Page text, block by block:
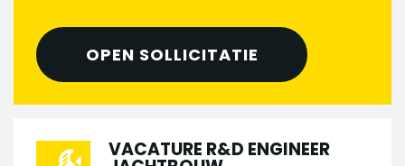
OPEN SOLLICITATIE
VACATURE R&D ENGINEER